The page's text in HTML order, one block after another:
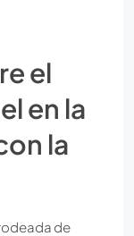
el
en la
la
de